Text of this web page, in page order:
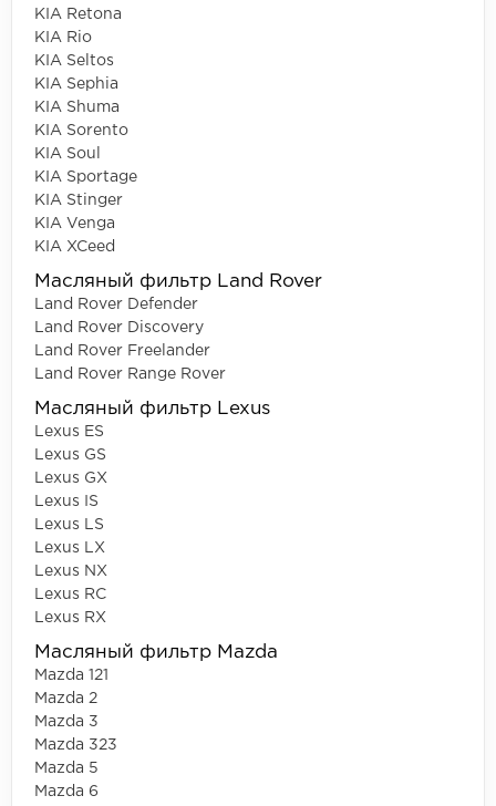
KIA Retona
KIA Rio
KIA Seltos
KIA Sephia
KIA Shuma
KIA Sorento
KIA Soul
KIA Sportage
KIA Stinger
KIA Venga
KIA XCeed
Масляный фильтр Land Rover
Land Rover Defender
Land Rover Discovery
Land Rover Freelander
Land Rover Range Rover
Масляный фильтр Lexus
Lexus ES
Lexus GS
Lexus GX
Lexus IS
Lexus LS
Lexus LX
Lexus NX
Lexus RC
Lexus RX
Масляный фильтр Mazda
Mazda 121
Mazda 2
Mazda 3
Mazda 323
Mazda 5
Mazda 6